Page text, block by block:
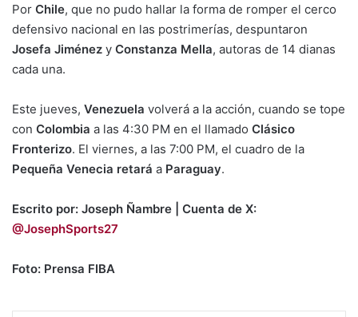
Por Chile, que no pudo hallar la forma de romper el cerco
defensivo nacional en las postrimerías, despuntaron
Josefa Jiménez y Constanza Mella, autoras de 14 dianas
cada una.
Este jueves, Venezuela volverá a la acción, cuando se tope
con Colombia a las 4:30 PM en el llamado Clásico
Fronterizo. El viernes, a las 7:00 PM, el cuadro de la
Pequeña Venecia retará a Paraguay.
Escrito por: Joseph Ñambre | Cuenta de X:
@JosephSports27
Foto: Prensa FIBA